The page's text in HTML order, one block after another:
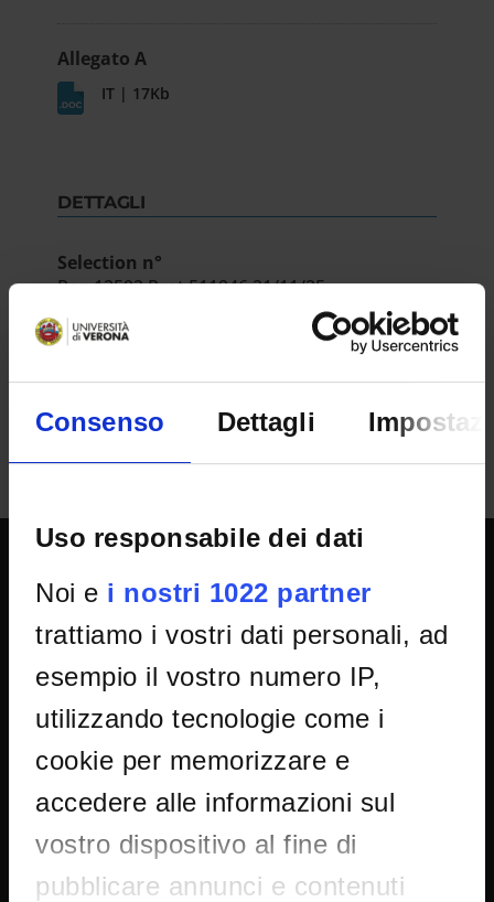
Consenso Dettagli
Uso responsabile dei dati
Noi e i nostri 1022 partner
trattiamo i vostri dati personali, ad
esempio il vostro numero IP,
utilizzando tecnologie come i
cookie per memorizzare e
accedere alle informazioni sul
vostro dispositivo al fine di
pubblicare annunci e contenuti
Allegato A
IT | 17Kb
DETTAGLI
Selection n°
Rep.12592 Prot.511946 21/11/25
Department
UNIVERSITY SERVICES
Transparency
Official University Register
Procurement
Notifications
Terms and conditions
Privacy policy